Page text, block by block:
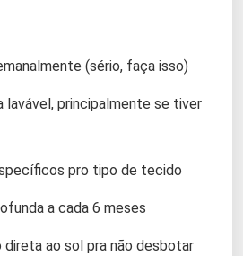
(sério, faça isso)
lavável, principalmente se tiver
pro tipo de tecido
a cada 6 meses
direta ao sol pra não desbotar